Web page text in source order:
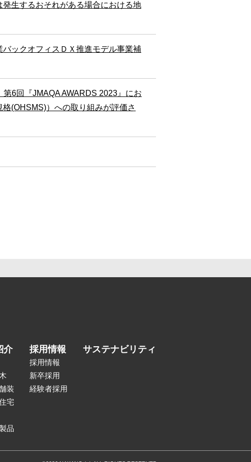
生するおそれがある場合における地
ックオフィスＤＸ推進モデル事業補
6回『JMAQA AWARDS 2023』にお
(OHSMS)）への取り組みが評価さ
介
装
宅
品
採用情報
採用情報
新卒採用
経験者採用
サステナビリティ